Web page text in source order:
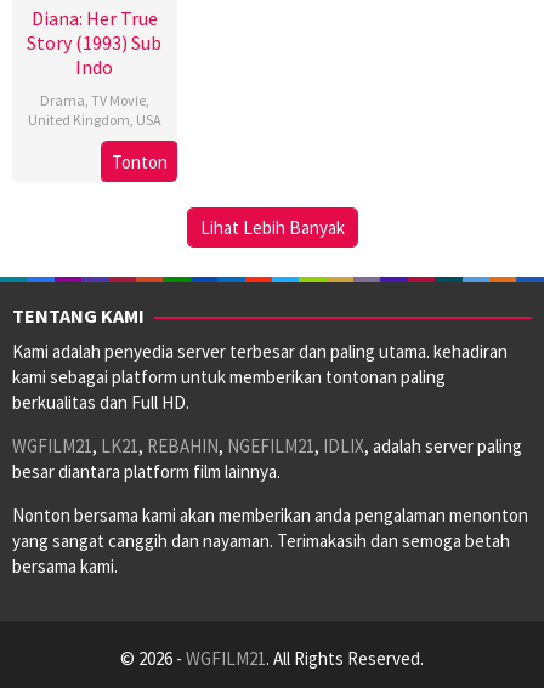
Diana: Her True
Story (1993) Sub
Indo
Drama TV Movie,
United Kingdom USA
Apr
Kevin
Connor
Tonton
Lihat Lebih Banyak
TENTANG KAMI
Kami adalah penyedia server terbesar dan paling utama. kehadiran
kami sebagai platform untuk memberikan tontonan paling
berkualitas dan Full HD.
WGFILM21, LK21, REBAHIN, NGEFILM21, IDLIX, adalah server paling
besar diantara platform film lainnya.
Nonton bersama kami akan memberikan anda pengalaman menonton
yang sangat canggih dan nayaman. Terimakasih dan semoga betah
bersama kami.
© 2026 - WGFILM21. All Rights Reserved.